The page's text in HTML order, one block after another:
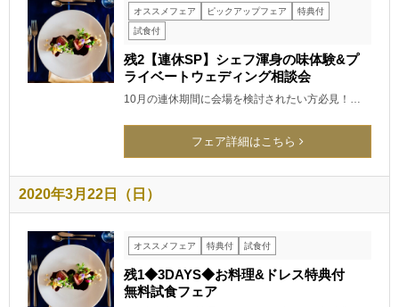
オススメフェア ピックアップフェア
特典付
試食付
残2【連休SP】シェフ渾身の味体験&プ
ライベートウェディング相談会
10月の連休期間に会場を検討されたい方必見！…
フェア詳細はこちら
2020年3月22日（日）
オススメフェア 特典付 試食付
残1◆3DAYS◆お料理&ドレス特典付
無料試食フェア